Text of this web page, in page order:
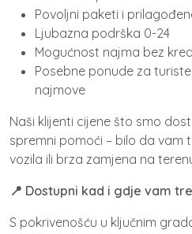
Povoljni paketi i
Ljubazna podrška 0-24
Mogućnost najma bez
Posebne ponude za
najmove
Naši klijenti cijene što smo
spremni pomoći – bilo da vam
vozila ili brza zamjena na
📍 Dostupni kad i gdje vam
S pokrivenošću u ključnim